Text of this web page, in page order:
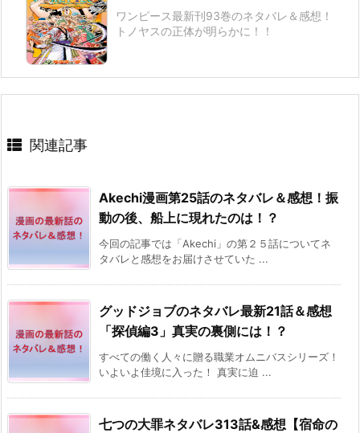
ワンピース最新刊93巻のネタバレ＆感想！
トノヤスの正体が明らかに！！
関連記事
Akechi漫画第25話のネタバレ＆感想！振
動の後、船上に現れたのは！？
今回の記事では「Akechi」の第２５話についてネ
タバレと感想をお届けさせていた ...
グッドジョブのネタバレ最新21話＆感想
「探偵編3」真実の裏側には！？
すべての働く人々に贈る職業オムニバスシリーズ！
いよいよ佳境に入った！ 真実に迫 ...
七つの大罪ネタバレ313話&感想【宿命の